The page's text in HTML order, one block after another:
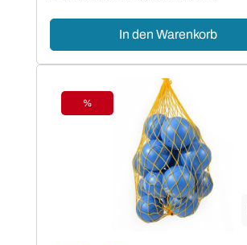
In den Warenkorb
Rabatt
%